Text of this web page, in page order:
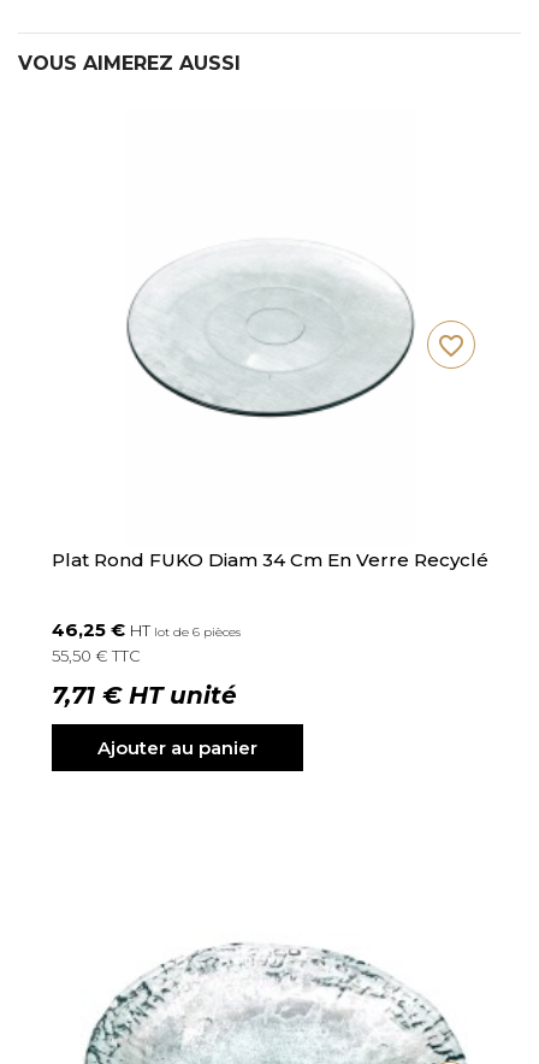
VOUS AIMEREZ AUSSI
Plat Rond FUKO Diam 34 Cm En Verre Recyclé
46,25 € HT lot de 6 pièces
55,50 € TTC
7,71 € HT unité
Ajouter au panier
favorite_border